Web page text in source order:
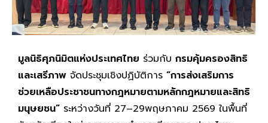
มูลนิธิศุภนิมิตแห่งประเทศไทย ร่วมกับ กรมคุ้มครองสิทธิ
และเสรีภาพ จัดประชุมเชิงปฏิบัติการ “การส่งเสริมการ
ช่วยเหลือประชาชนทางกฎหมายตามหลักกฎหมายและสิทธิ
มนุษยชน” ระหว่างวันที่ 27–29พฤษภาคม 2569 ในพื้นที่